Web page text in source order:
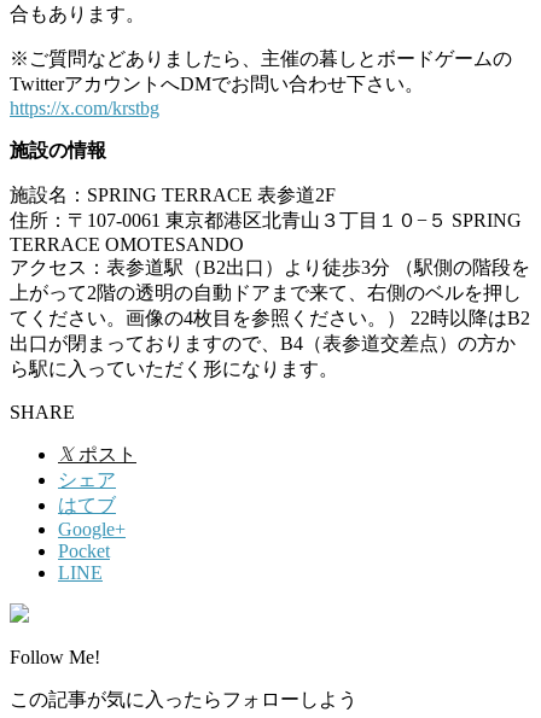
合もあります。
※ご質問などありましたら、主催の暮しとボードゲームの
TwitterアカウントへDMでお問い合わせ下さい。
https://x.com/krstbg
施設の情報
施設名：SPRING TERRACE 表参道2F
住所：〒107-0061 東京都港区北青山３丁目１０−５ SPRING
TERRACE OMOTESANDO
アクセス：表参道駅（B2出口）より徒歩3分 （駅側の階段を
上がって2階の透明の自動ドアまで来て、右側のベルを押し
てください。画像の4枚目を参照ください。） 22時以降はB2
出口が閉まっておりますので、B4（表参道交差点）の方か
ら駅に入っていただく形になります。
SHARE
𝕏 ポスト
シェア
はてブ
Google+
Pocket
LINE
Follow Me!
この記事が気に入ったらフォローしよう